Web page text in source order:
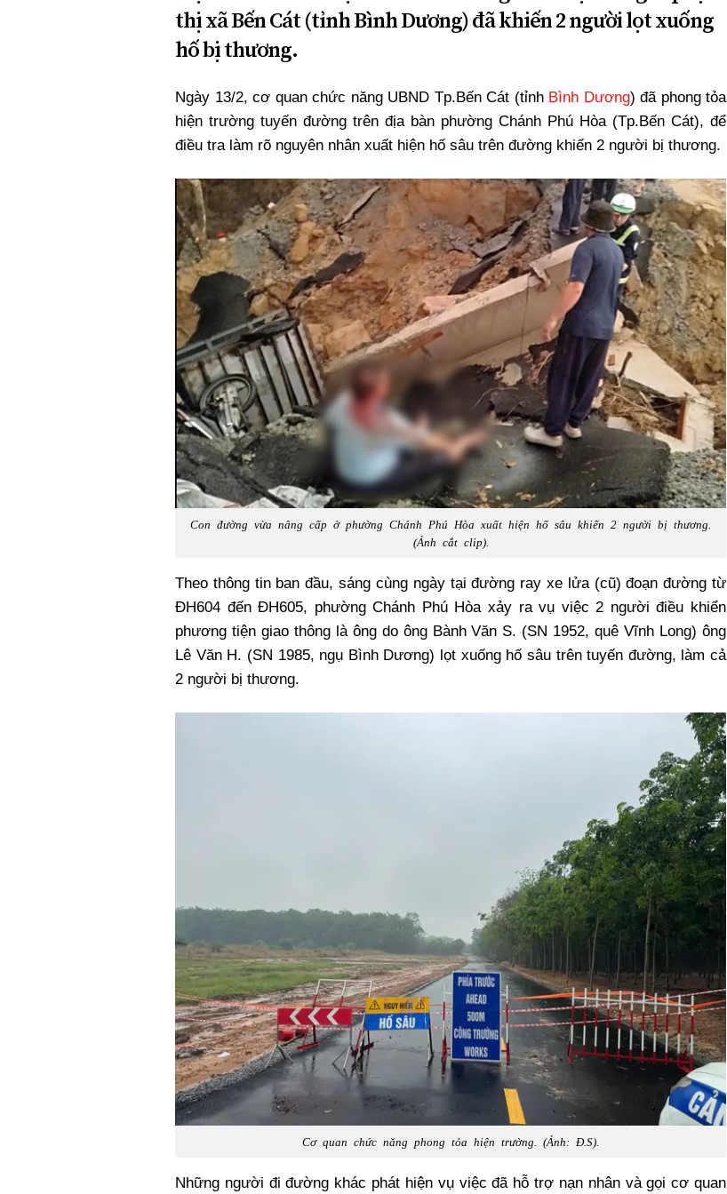
thị xã Bến Cát (tỉnh Bình Dương) đã khiến 2 người lọt xuống
hố bị thương.
Ngày 13/2, cơ quan chức năng UBND Tp.Bến Cát (tỉnh Bình Dương) đã phong tỏa
hiện trường tuyến đường trên địa bàn phường Chánh Phú Hòa (Tp.Bến Cát), để
điều tra làm rõ nguyên nhân xuất hiện hố sâu trên đường khiến 2 người bị thương.
Con đường vừa nâng cấp ở phường Chánh Phú Hòa xuất hiện hố sâu khiến 2 người bị thương.
(Ảnh cắt clip).
Theo thông tin ban đầu, sáng cùng ngày tại đường ray xe lửa (cũ) đoạn đường từ
ĐH604 đến ĐH605, phường Chánh Phú Hòa xảy ra vụ việc 2 người điều khiển
phương tiện giao thông là ông do ông Bành Văn S. (SN 1952, quê Vĩnh Long) ông
Lê Văn H. (SN 1985, ngụ Bình Dương) lọt xuống hố sâu trên tuyến đường, làm cả
2 người bị thương.
Cơ quan chức năng phong tỏa hiện trường. (Ảnh: Đ.S).
Những người đi đường khác phát hiện vụ việc đã hỗ trợ nạn nhân và gọi cơ quan